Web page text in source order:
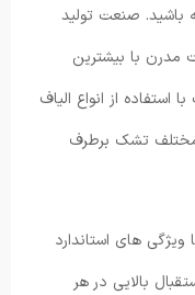
صنعت تولید
مدرن با بیشترین
استفاده از انواع الیاف
مختلف تشک برطرف
های استاندارد
بالایی در هر